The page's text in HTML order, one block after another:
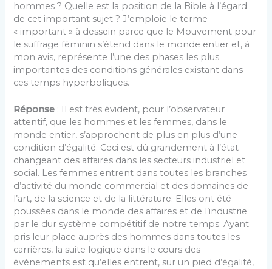
hommes ? Quelle est la position de la Bible à l’égard
de cet important sujet ? J’emploie le terme
« important » à dessein parce que le Mouvement pour
le suffrage féminin s’étend dans le monde entier et, à
mon avis, représente l’une des phases les plus
importantes des conditions générales existant dans
ces temps hyperboliques.
Réponse : Il est très évident, pour l’observateur
attentif, que les hommes et les femmes, dans le
monde entier, s’approchent de plus en plus d’une
condition d’égalité. Ceci est dû grandement à l’état
changeant des affaires dans les secteurs industriel et
social. Les femmes entrent dans toutes les branches
d’activité du monde commercial et des domaines de
l’art, de la science et de la littérature. Elles ont été
poussées dans le monde des affaires et de l’industrie
par le dur système compétitif de notre temps. Ayant
pris leur place auprès des hommes dans toutes les
carrières, la suite logique dans le cours des
événements est qu’elles entrent, sur un pied d’égalité,